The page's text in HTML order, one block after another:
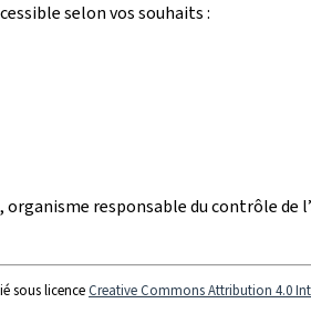
selon vos souhaits :
, organisme responsable du contrôle de
sous licenceCreative Commons Attribution 4.0